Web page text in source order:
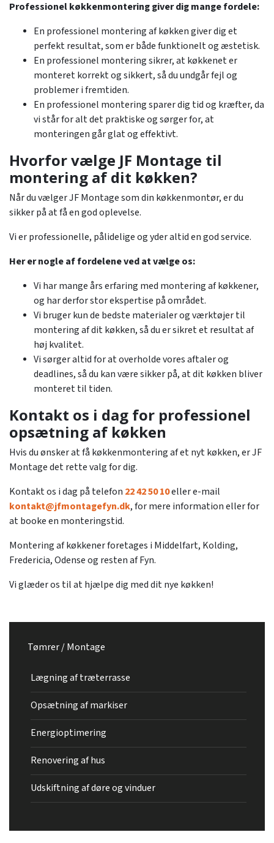
Professionel køkkenmontering giver dig mange fordele:
En professionel montering af køkken giver dig et
perfekt resultat, som er både funktionelt og æstetisk.
En professionel montering sikrer, at køkkenet er
monteret korrekt og sikkert, så du undgår fejl og
problemer i fremtiden.
En professionel montering sparer dig tid og kræfter, da
vi står for alt det praktiske og sørger for, at
monteringen går glat og effektivt.
Hvorfor vælge JF Montage til
montering af dit køkken?
Når du vælger JF Montage som din køkkenmontør, er du
sikker på at få en god oplevelse.
Vi er professionelle, pålidelige og yder altid en god service.
Her er nogle af fordelene ved at vælge os:
Vi har mange års erfaring med montering af køkkener,
og har derfor stor ekspertise på området.
Vi bruger kun de bedste materialer og værktøjer til
montering af dit køkken, så du er sikret et resultat af
høj kvalitet.
Vi sørger altid for at overholde vores aftaler og
deadlines, så du kan være sikker på, at dit køkken bliver
monteret til tiden.
Kontakt os i dag for professionel
opsætning af køkken
Hvis du ønsker at få køkkenmontering af et nyt køkken, er JF
Montage det rette valg for dig.
Kontakt os i dag på telefon 22 42 50 10eller e-mail
kontakt@jfmontagefyn.dk, for mere information eller for
at booke en monteringstid.
Montering af køkkener foretages i Middelfart, Kolding,
Fredericia, Odense og resten af Fyn.
Vi glæder os til at hjælpe dig med dit nye køkken!
Tømrer / Montage
Lægning af træterrasse
Opsætning af markiser
Energioptimering
Renovering af hus
Udskiftning af døre og vinduer